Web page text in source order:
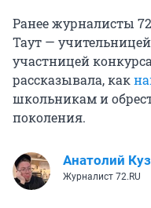
Ранее журналисты
Таут —
участницей
рассказывала, как
школьникам и
поколения.
Анатолий
Журналист 72.RU